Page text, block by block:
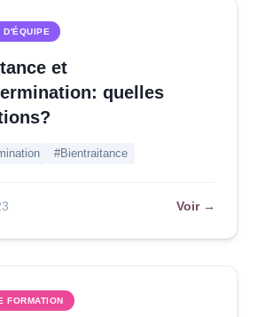
D'ÉQUIPE
et
quelles
#Bientraitance
Voir →
FORMATION